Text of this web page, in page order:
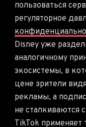
пользоваться
регуляторное
Disney уже
аналогичному
экосистемы, в
цене зрители
рекламы, а
не сталкиваются
TikTok применяет